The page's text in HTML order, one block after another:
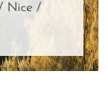
/ Nice /